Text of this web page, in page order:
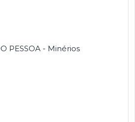
PESSOA - Minérios